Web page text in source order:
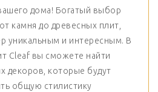
дома! Богатый выбор
камня до древесных плит,
уникальным и интересным. В
Cleaf вы сможете найти
декоров, которые будут
общую стилистику